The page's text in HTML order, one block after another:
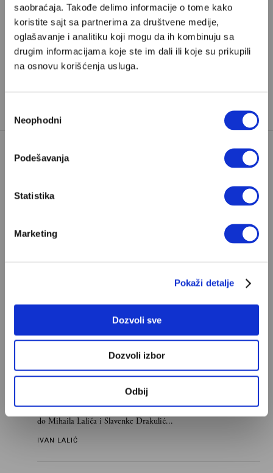
saobraćaja. Takođe delimo informacije o tome kako
koristite sajt sa partnerima za društvene medije,
oglašavanje i analitiku koji mogu da ih kombinuju sa
drugim informacijama koje ste im dali ili koje su prikupili
na osnovu korišćenja usluga.
сагласности
Neophodni
Podešavanja
Statistika
Marketing
Pokaži detalje
Dozvoli sve
Dozvoli izbor
Odbij
TAGOVI:
ČARLI KIRK
DONALD TRAMP
DŽEFRI EPSTIN
POPULARNO
tek retki mogu da podnesu slobodu
Ivan Lalić: Ovo je moja lista 10
Od Dragoslava Mihailovića i Meše Selimovića,
do Mihaila Lalića i Slavenke Drakulić...
IVAN LALIĆ